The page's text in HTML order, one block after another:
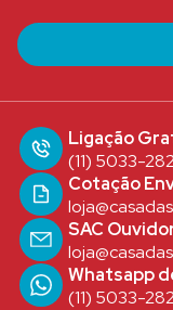
Ligação
(11) 5033-
Cotação
SAC
Whatsapp
(11) 5033-